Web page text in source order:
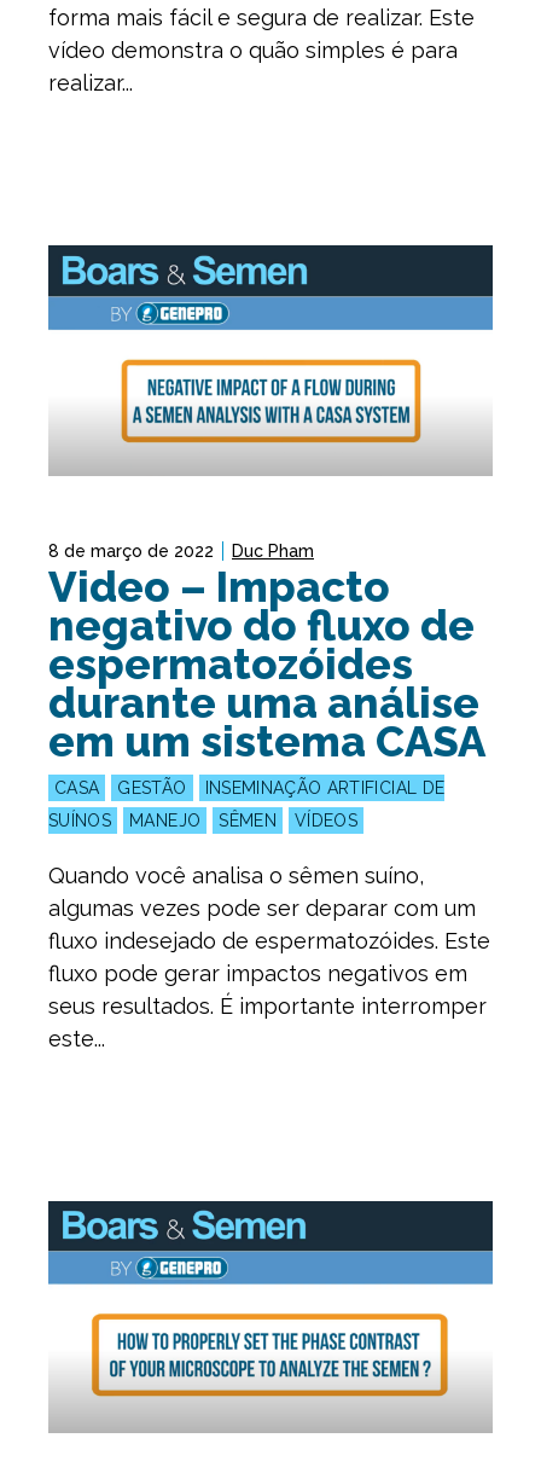
forma mais fácil e segura de realizar. Este
vídeo demonstra o quão simples é para
realizar...
8 de março de 2022 Duc Pham
Video – Impacto
negativo do fluxo de
espermatozóides
durante uma análise
em um sistema CASA
CASA GESTÃO
INSEMINAÇÃO ARTIFICIAL DE
SUÍNOS
MANEJO SÊMEN VÍDEOS
Quando você analisa o sêmen suíno,
algumas vezes pode ser deparar com um
fluxo indesejado de espermatozóides. Este
fluxo pode gerar impactos negativos em
seus resultados. É importante interromper
este...